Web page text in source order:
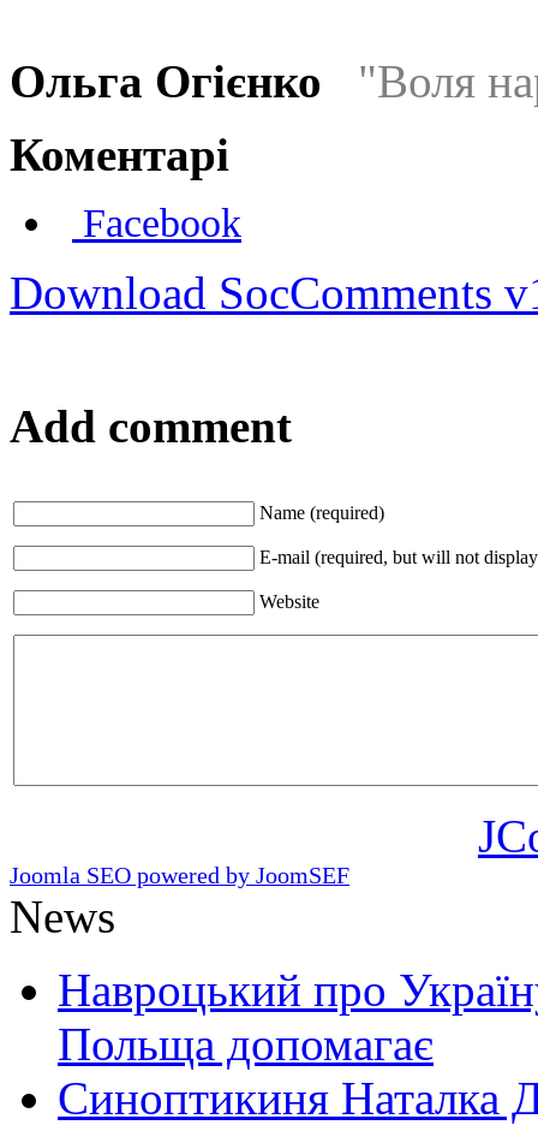
Ольга Огієнко
"Воля
Коментарі
Facebook
Download SocComments
Add comment
Name (required)
E-mail (required, but will not
Website
Joomla SEO powered by JoomSEF
News
Навроцький про
Польща допомагає
Синоптикиня Наталка